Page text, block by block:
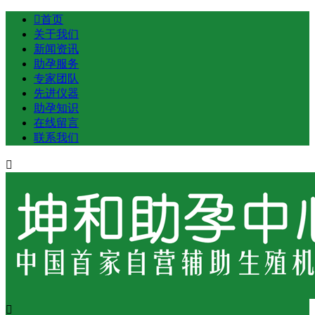
首页
关于我们
新闻资讯
助孕服务
专家团队
先进仪器
助孕知识
在线留言
联系我们

